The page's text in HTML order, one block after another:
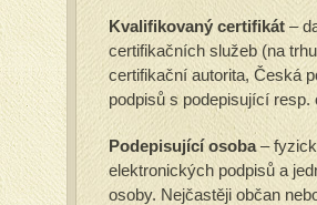
Kvalifikovaný certifikát–
certifikačních služeb (na
certifikační autorita, Česká
podpisů s podepisující
Podepisující osoba–
elektronických podpisů a
osoby. Nejčastěji občan